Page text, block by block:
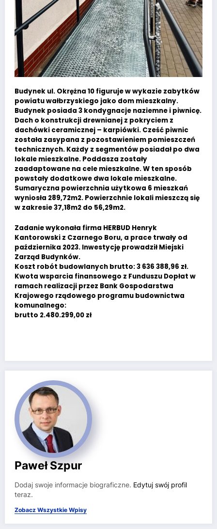
Budynek ul. Okrężna 10 figuruje w wykazie zabytków
powiatu wałbrzyskiego jako dom mieszkalny.
Budynek posiada 3 kondygnacje naziemne i piwnicę.
Dach o konstrukcji drewnianej z pokryciem z
dachówki ceramicznej – karpiówki. Cześć piwnic
została zasypana z pozostawieniem pomieszczeń
technicznych. Każdy z segmentów posiadał po dwa
lokale mieszkalne. Poddasza zostały
zaadaptowane na cele mieszkalne. W ten sposób
powstały dodatkowe dwa lokale mieszkalne.
Sumaryczna powierzchnia użytkowa 6 mieszkań
wyniosła 289,72m2. Powierzchnie lokali mieszczą się
w zakresie 37,18m2 do 56,29m2.
Zadanie wykonała firma HERBUD Henryk
Kantorowski z Czarnego Boru, a prace trwały od
października 2023. Inwestycję prowadził Miejski
Zarząd Budynków.
Koszt robót budowlanych brutto: 3 636 388,96 zł.
Kwota wsparcia finansowego z Funduszu Dopłat w
ramach realizacji przez Bank Gospodarstwa
Krajowego rządowego programu budownictwa
komunalnego:
brutto 2.480.299,00 zł
Paweł Szpur
Dodaj swoje informacje biograficzne. Edytuj swój profil
teraz.
Zobacz Wszystkie Wpisy